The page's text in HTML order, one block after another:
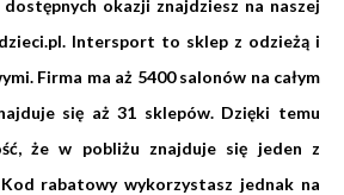
okazji znajdziesz na naszej
Intersport to sklep z odzieżą i
Firma ma aż 5400 salonów na całym
się aż 31 sklepów. Dzięki temu
że w pobliżu znajduje się jeden z
rabatowy wykorzystasz jednak na